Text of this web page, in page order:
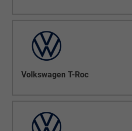
Volkswagen T-Roc